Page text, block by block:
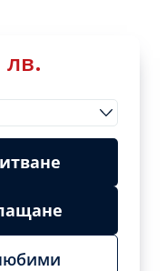
лв.